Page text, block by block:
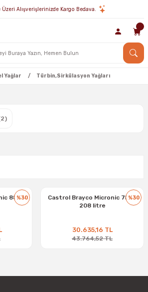
Üzeri Alışverişlerinizde Kargo Bedava.
Yağlar Türbin,Sirkülasyon Yağları
%30
882 -
%30
Castrol Brayco Micronic 756 -
208 litre
30.635,16 TL
43.764,52 TL